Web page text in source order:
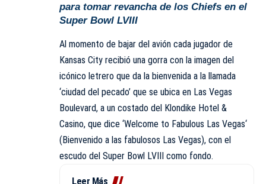
para tomar revancha de los Chiefs en el
Super Bowl LVIII
Al momento de bajar del avión cada jugador de
Kansas City recibió una gorra con la imagen del
icónico letrero que da la bienvenida a la llamada
‘ciudad del pecado’ que se ubica en Las Vegas
Boulevard, a un costado del Klondike Hotel &
Casino, que dice ‘Welcome to Fabulous Las Vegas‘
(Bienvenido a las fabulosos Las Vegas), con el
escudo del Super Bowl LVIII como fondo.
Leer Más